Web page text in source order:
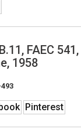
FAEC
1958
Pinterest